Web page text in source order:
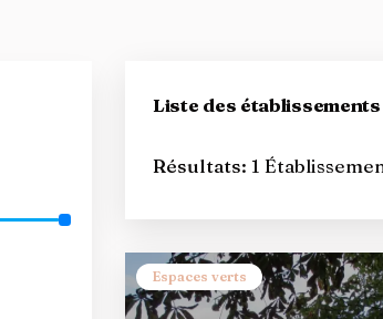
Liste des
Résultats: 1
Espaces verts